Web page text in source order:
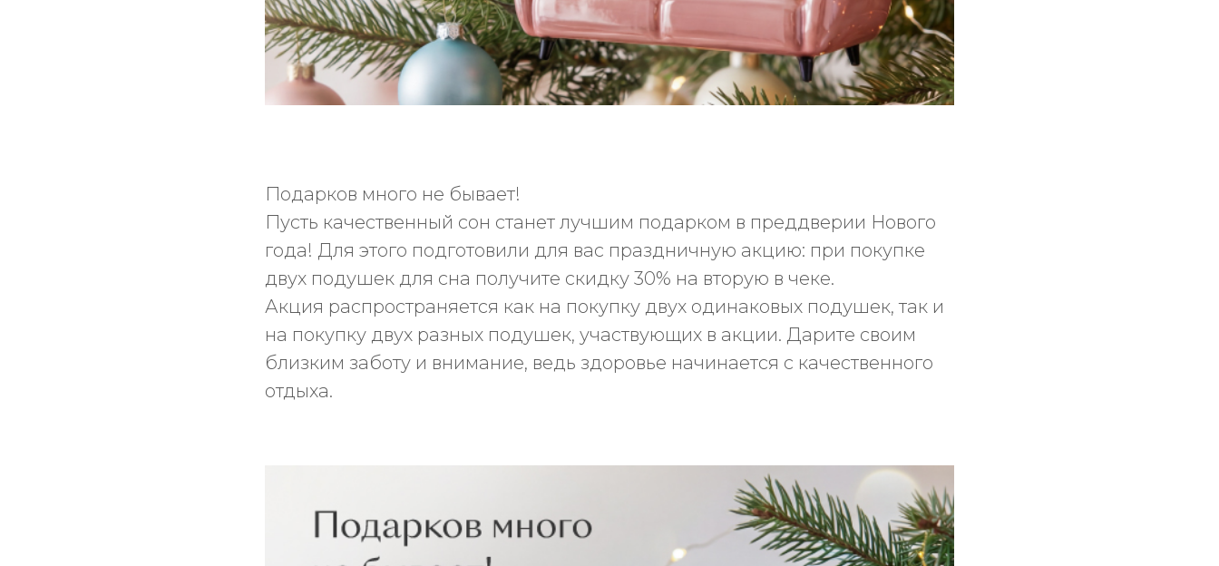
Подарков много не бывает!
Пусть качественный сон станет лучшим подарком в преддверии Нового
года! Для этого подготовили для вас праздничную акцию: при покупке
двух подушек для сна получите скидку 30% на вторую в чеке.
Акция распространяется как на покупку двух одинаковых подушек, так и
на покупку двух разных подушек, участвующих в акции. Дарите своим
близким заботу и внимание, ведь здоровье начинается с качественного
отдыха.